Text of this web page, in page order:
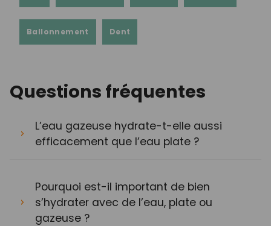
Ballonnement Dent
Questions fréquentes
L’eau gazeuse hydrate-t-elle aussi
efficacement que l’eau plate ?
Pourquoi est-il important de bien
s’hydrater avec de l’eau, plate ou
gazeuse ?